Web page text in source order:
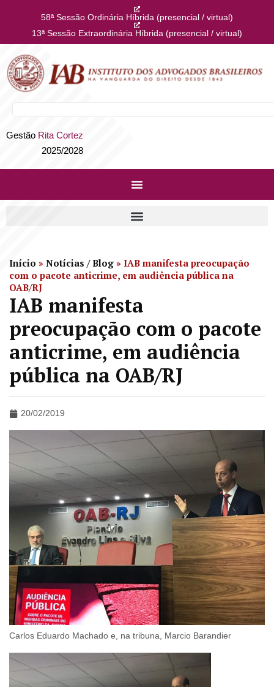
58ª Sessão Ordinária Híbrida (presencial / virtual)
13ª Sessão Extraordinária Híbrida (presencial / virtual)
Gestão Rita Cortez
2025/2028
Início » Notícias / Blog » IAB manifesta preocupação
com o pacote anticrime, em audiência pública na
OAB/RJ
IAB manifesta
preocupação com o pacote
anticrime, em audiência
pública na OAB/RJ
20/02/2019
Carlos Eduardo Machado e, na tribuna, Marcio Barandier